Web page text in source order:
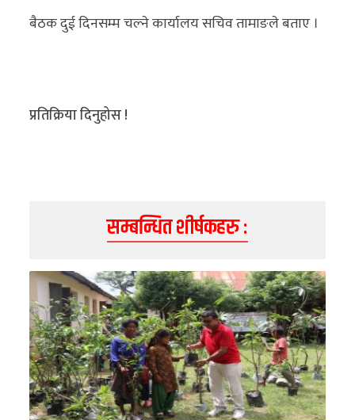
खबर
विशेष
बैठक दुई दिनसम्म चल्ने कार्यालय सचिव तामाङले बताए ।
प्रतिक्रिया दिनुहोस !
सम्बन्धित शीर्षकहरु :